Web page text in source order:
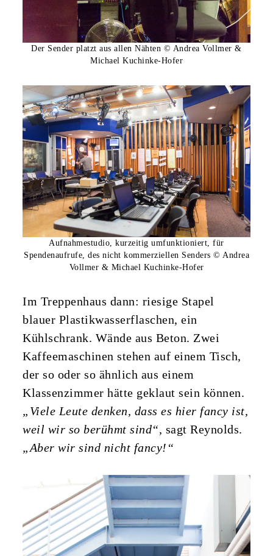
Der Sender platzt aus allen Nähten © Andrea Vollmer &
Michael Kuchinke-Hofer
Aufnahmestudio, kurzeitig umfunktioniert, für
Spendenaufrufe, des nicht kommerziellen Senders © Andrea
Vollmer & Michael Kuchinke-Hofer
Im Treppenhaus dann: riesige Stapel
blauer Plastikwasserflaschen, ein
Kühlschrank. Wände aus Beton. Zwei
Kaffeemaschinen stehen auf einem Tisch,
der so oder so ähnlich aus einem
Klassenzimmer hätte geklaut sein können.
„Viele Leute denken, dass es hier fancy ist,
weil wir so berühmt sind“, sagt Reynolds.
„Aber wir sind nicht fancy!“